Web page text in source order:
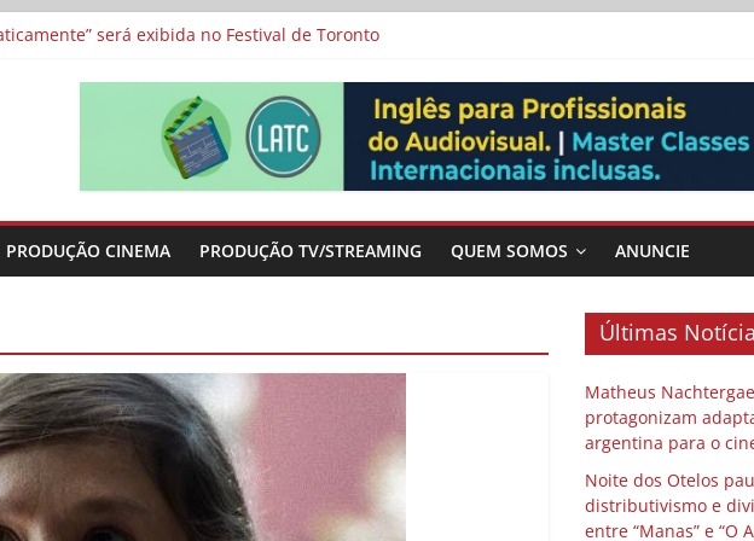
será exibida no Festival de Toronto
e divide prêmio principal entre “Manas” e “O Agente Secreto”
metragens sobre envelhecimento criados a partir de histórias de vida
“Os Feiticeiros Inocentes” e filme-tributo de Wajda a Zbigniew Cybulski
PRODUÇÃO CINEMA PRODUÇÃO TV/STREAMING QUEM SOMOS ANUNCIE
Últimas
Matheus
protagonizam
argentina para o
Noite dos Otelos
distributivismo e
entre “Manas” e “O